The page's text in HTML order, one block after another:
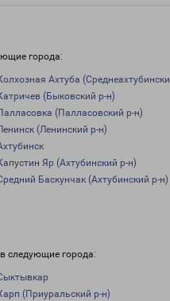
города:
Ахтуба
(Быковский р-н)
(Палласовский р-н)
(Ленинский р-н)
Яр (Ахтубинский р-н)
Баскунчак (Ахтубинский р-н)
следующие города:
(Приуральский р-н)